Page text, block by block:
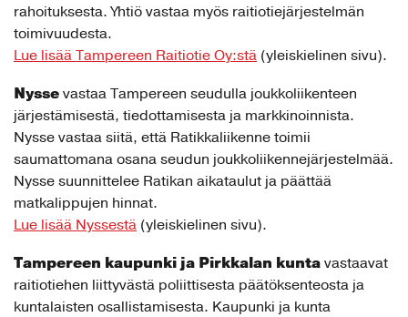
rahoituksesta. Yhtiö vastaa myös raitiotiejärjestelmän
toimivuudesta.
Lue lisää Tampereen Raitiotie Oy:stä (yleiskielinen sivu).
Nysse vastaa Tampereen seudulla joukkoliikenteen
järjestämisestä, tiedottamisesta ja markkinoinnista.
Nysse vastaa siitä, että Ratikkaliikenne toimii
saumattomana osana seudun joukkoliikennejärjestelmää.
Nysse suunnittelee Ratikan aikataulut ja päättää
matkalippujen hinnat.
Lue lisää Nyssestä (yleiskielinen sivu).
Tampereen kaupunki ja Pirkkalan kunta vastaavat
raitiotiehen liittyvästä poliittisesta päätöksenteosta ja
kuntalaisten osallistamisesta. Kaupunki ja kunta